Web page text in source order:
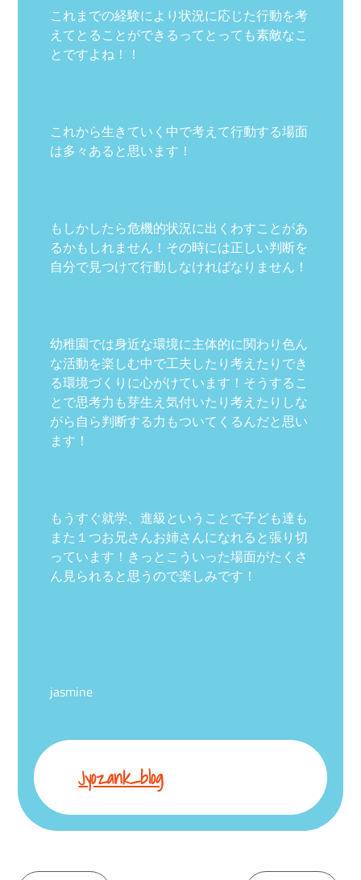
これまでの経験により状況に応じた行動を考
えてとることができるってとっても素敵なこ
とですよね！！
これから生きていく中で考えて行動する場面
は多々あると思います！
もしかしたら危機的状況に出くわすことがあ
るかもしれません！その時には正しい判断を
自分で見つけて行動しなければなりません！
幼稚園では身近な環境に主体的に関わり色ん
な活動を楽しむ中で工夫したり考えたりでき
る環境づくりに心がけています！そうするこ
とで思考力も芽生え気付いたり考えたりしな
がら自ら判断する力もついてくるんだと思い
ます！
もうすぐ就学、進級ということで子ども達も
また１つお兄さんお姉さんになれると張り切
っています！きっとこういった場面がたくさ
ん見られると思うので楽しみです！
jasmine
Jyozank_blog